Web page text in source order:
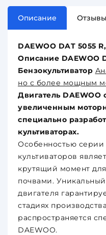
Описание Отзывы
DAEWOO DAT 5055
Описание DAEWOO
Бензокультиватор
но с более мощным
Двигатель DAEWOO
увеличенным
специально
культиваторах.
Особенностью серии
культиваторов
крутящий момент
почвами.
двигателя
стадиях
распространяется
DAEWOO.